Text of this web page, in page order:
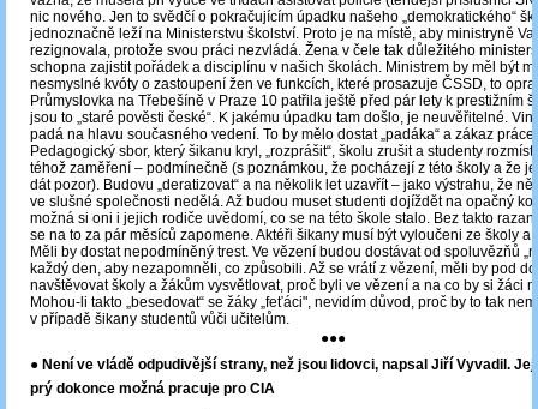
nic nového. Jen to svědčí o pokračujícím úpadku našeho „demokratického“
jednoznačně leží na Ministerstvu školství. Proto je na místě, aby ministryně
rezignovala, protože svou práci nezvládá. Žena v čele tak důležitého
schopna zajistit pořádek a disciplínu v našich školách. Ministrem by měl být
nesmyslné kvóty o zastoupení žen ve funkcích, které prosazuje ČSSD, to
Průmyslovka na Třebešíně v Praze 10 patřila ještě před pár lety k prestižním
jsou to „staré pověsti české“. K jakému úpadku tam došlo, je neuvěřitelné.
padá na hlavu současného vedení. To by mělo dostat „padáka“ a zákaz
Pedagogický sbor, který šikanu kryl, „rozprášit“, školu zrušit a studenty
téhož zaměření – podmínečně (s poznámkou, že pocházejí z této školy a že
dát pozor). Budovu „deratizovat“ a na několik let uzavřít – jako výstrahu, že
ve slušné společnosti nedělá. Až budou muset studenti dojíždět na opačný
možná si oni i jejich rodiče uvědomí, co se na této škole stalo. Bez takto
se na to za pár měsíců zapomene. Aktéři šikany musí být vyloučeni ze školy a
Měli by dostat nepodmíněný trest. Ve vězení budou dostávat od spoluvězňů
každý den, aby nezapomněli, co způsobili. Až se vrátí z vězení, měli by pod
navštěvovat školy a žákům vysvětlovat, proč byli ve vězení a na co by si žáci
Mohou-li takto „besedovat“ se žáky „feťáci", nevidím důvod, proč by to tak
v případě šikany studentů vůči učitelům.
●●●
● Není ve vládě odpudivější strany, než jsou lidovci, napsal Jiří Vyvadil.
prý dokonce možná pracuje pro CIA